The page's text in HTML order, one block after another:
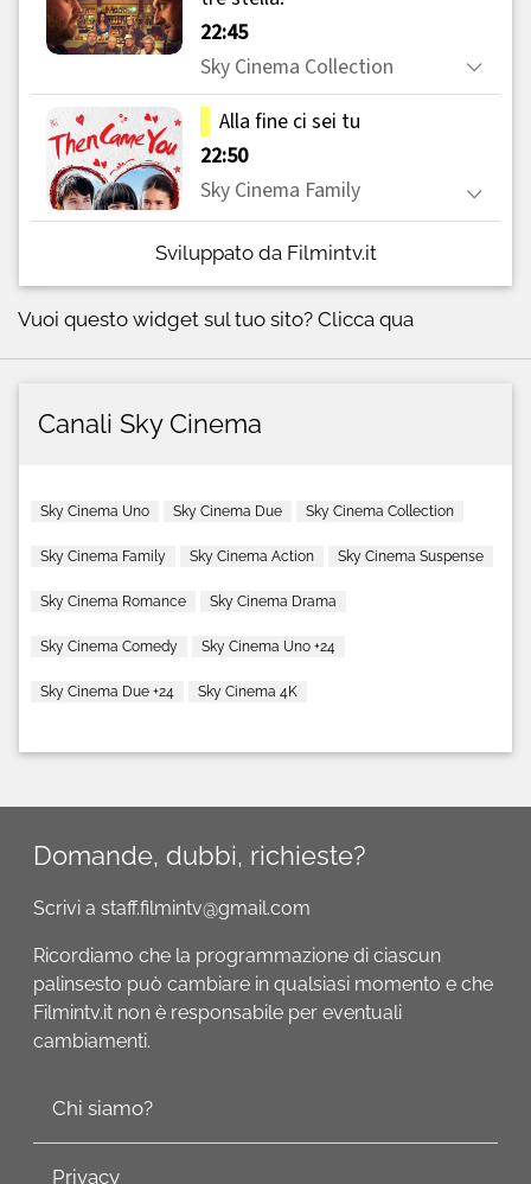
Sviluppato da Filmintv.it
Vuoi questo widget sul tuo sito? Clicca qua
Canali Sky Cinema
Sky Cinema Uno Sky Cinema Due Sky Cinema Collection
Sky Cinema Family Sky Cinema Action Sky Cinema Suspense
Sky Cinema Romance Sky Cinema Drama
Sky Cinema Comedy Sky Cinema Uno +24
Sky Cinema Due +24 Sky Cinema 4K
Domande, dubbi, richieste?
Scrivi a staff.filmintv@gmail.com
Ricordiamo che la programmazione di ciascun
palinsesto può cambiare in qualsiasi momento e che
Filmintv.it non è responsabile per eventuali
cambiamenti.
Chi siamo?
Privacy